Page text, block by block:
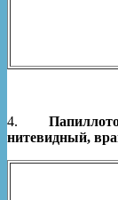
4.
нитевидный,